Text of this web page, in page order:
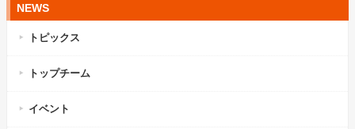
NEWS
トピックス
トップチーム
イベント